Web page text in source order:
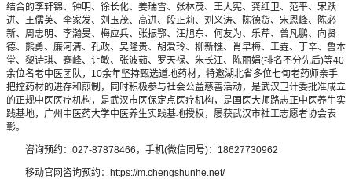
结合的李轩锦、钟明、徐长化、姜瑞雪、张林茂、王大宪、龚红卫、范平、宋跃
进、王儒英、李家发、刘玉茂、高进、段正莉、刘义涛、陈德货、宋恩峰、陈必
新、周忠明、李瀚旻、梅应兵、张振鄂、汪旭东、何友为、乐芹、曾凡鹏、向贤
德、熊勇、廉河清、孔政、吴隆贵、胡爱玲、柳新樵、肖早梅、王垚、丁辛、鲁本
堂、黎诗琪、蹇峰、让敏、张波茹、罗天禄、朱长江、陈丽娟(排名不分先后)等40
余位名老中医团队，10余年坚持甄选道地药材，特邀湖北省多位七旬老药师亲手
把控药材的进存和煎制，同时积极参与社会公益慈善活动，是武汉卫计委批准成立
的正规中医医疗机构，是武汉市医保定点医疗机构，是国医大师路志正中医养生实
践基地，广州中医药大学中医养生实践基地授权，屡获武汉市社工志愿者协会表
彰。
咨询预约：027-87878466，手机(微信同号)：18627730962
移动官网咨询预约：https://m.chengshunhe.net/